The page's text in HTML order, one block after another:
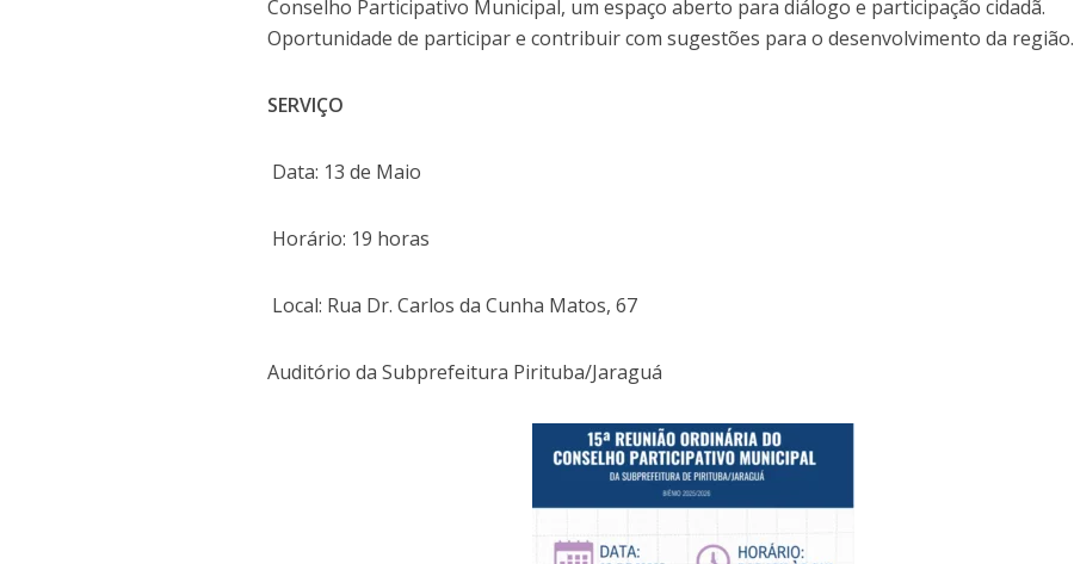
Conselho Participativo Municipal, um espaço aberto para diálogo e participação cidadã.
Oportunidade de participar e contribuir com sugestões para o desenvolvimento da região.
SERVIÇO
Data: 13 de Maio
Horário: 19 horas
Local: Rua Dr. Carlos da Cunha Matos, 67
Auditório da Subprefeitura Pirituba/Jaraguá